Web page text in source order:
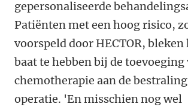
gepersonaliseerde
Patiënten met een hoog risico,
voorspeld door HECTOR, bleken
baat te hebben bij de toevoeging
chemotherapie aan de bestraling
operatie. 'En misschien nog wel